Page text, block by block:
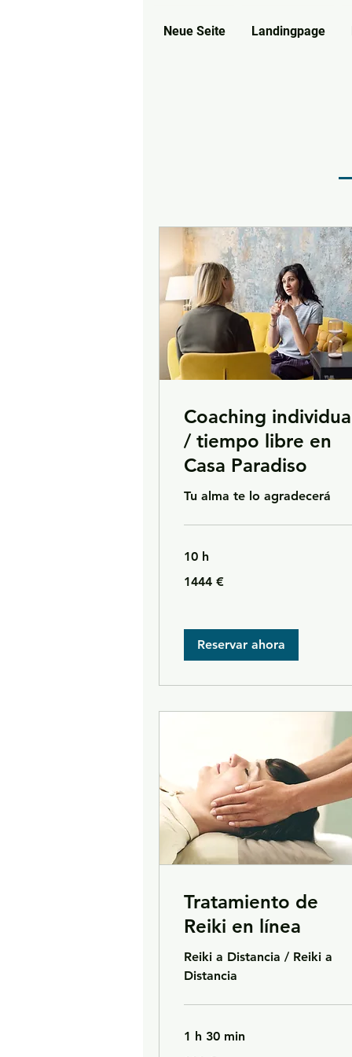
Coaching
/ tiempo libre en
Casa Paradiso
Tu alma te lo agradecerá
10 h
euros
1444 €
Reservar ahora
Tratamiento de
Reiki en línea
Reiki a Distancia / Reiki a
Distancia
1 h 30 min
Neue Seite Landingpage